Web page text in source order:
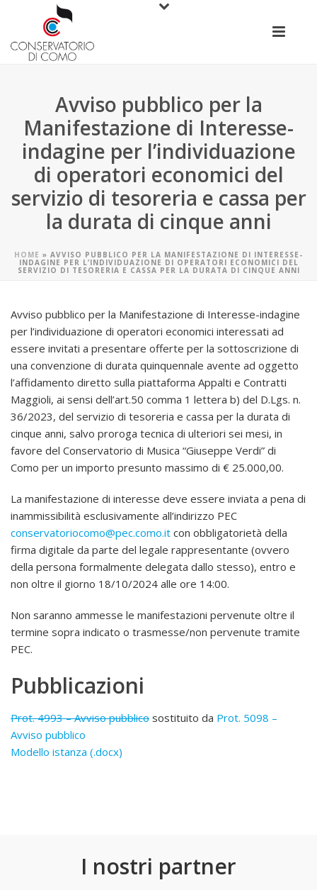
Avviso pubblico per la
Manifestazione di Interesse-
indagine per l’individuazione
di operatori economici del
servizio di tesoreria e cassa per
la durata di cinque anni
HOME » AVVISO PUBBLICO PER LA MANIFESTAZIONE DI INTERESSE-
INDAGINE PER L’INDIVIDUAZIONE DI OPERATORI ECONOMICI DEL
SERVIZIO DI TESORERIA E CASSA PER LA DURATA DI CINQUE ANNI
Avviso pubblico per la Manifestazione di Interesse-indagine
per l’individuazione di operatori economici interessati ad
essere invitati a presentare offerte per la sottoscrizione di
una convenzione di durata quinquennale avente ad oggetto
l’affidamento diretto sulla piattaforma Appalti e Contratti
Maggioli, ai sensi dell’art.50 comma 1 lettera b) del D.Lgs. n.
36/2023, del servizio di tesoreria e cassa per la durata di
cinque anni, salvo proroga tecnica di ulteriori sei mesi, in
favore del Conservatorio di Musica “Giuseppe Verdi” di
Como per un importo presunto massimo di € 25.000,00.
La manifestazione di interesse deve essere inviata a pena di
inammissibilità esclusivamente all’indirizzo PEC
conservatoriocomo@pec.como.it con obbligatorietà della
firma digitale da parte del legale rappresentante (ovvero
della persona formalmente delegata dallo stesso), entro e
non oltre il giorno 18/10/2024 alle ore 14:00.
Non saranno ammesse le manifestazioni pervenute oltre il
termine sopra indicato o trasmesse/non pervenute tramite
PEC.
Pubblicazioni
Prot. 4993 – Avviso pubblico sostituito da Prot. 5098 –
Avviso pubblico
Modello istanza (.docx)
I nostri partner